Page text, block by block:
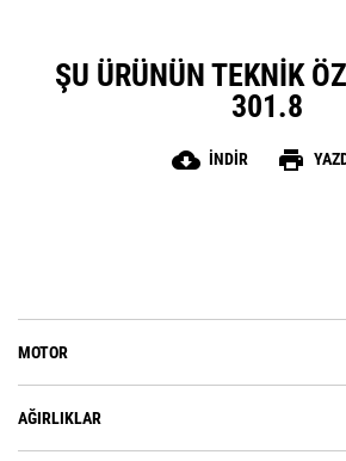
ŞU ÜRÜNÜN TEKNIK
301.8
cloud_download İNDIR print
MOTOR
AĞIRLIKLAR